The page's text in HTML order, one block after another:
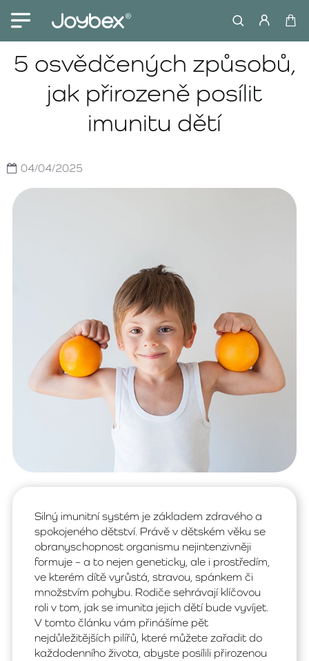
5 osvědčených způsobů,
jak přirozeně posílit
imunitu dětí
04/04/2025
Silný imunitní systém je základem zdravého a
spokojeného dětství. Právě v dětském věku se
obranyschopnost organismu nejintenzivněji
formuje – a to nejen geneticky, ale i prostředím,
ve kterém dítě vyrůstá, stravou, spánkem či
množstvím pohybu. Rodiče sehrávají klíčovou
roli v tom, jak se imunita jejich dětí bude vyvíjet.
V tomto článku vám přinášíme pět
nejdůležitějších pilířů, které můžete zařadit do
každodenního života, abyste posílili přirozenou